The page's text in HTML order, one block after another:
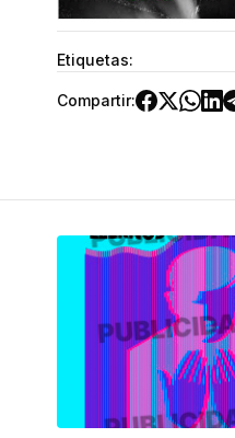
Etiquetas:
Compartir: